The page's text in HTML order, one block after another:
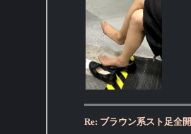
Re: ブラウン系スト足全開